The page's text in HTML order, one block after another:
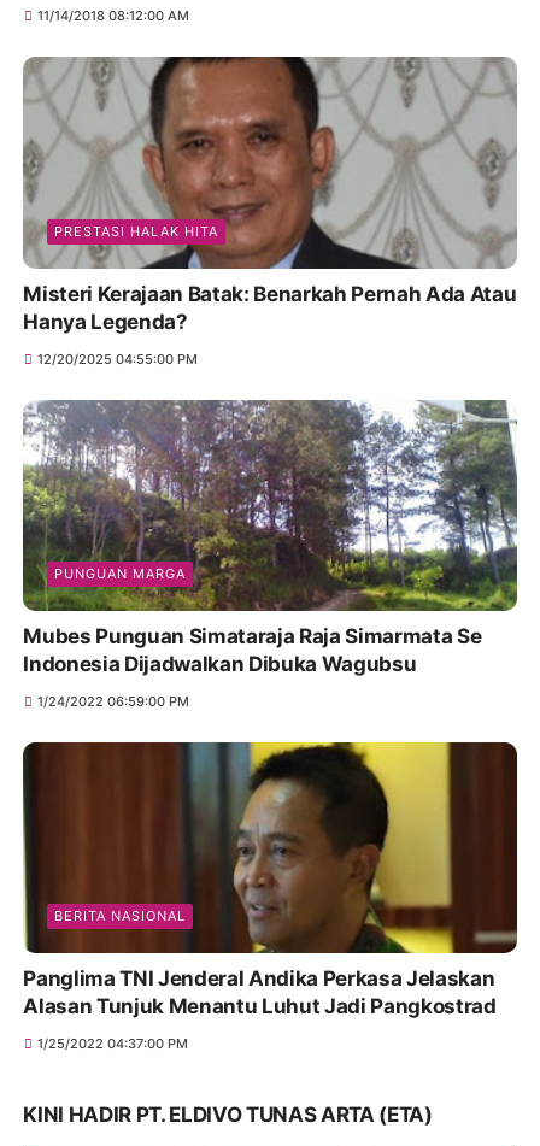
11/14/2018 08:12:00 AM
PRESTASI HALAK HITA
Misteri Kerajaan Batak: Benarkah Pernah Ada Atau
Hanya Legenda?
12/20/2025 04:55:00 PM
PUNGUAN MARGA
Mubes Punguan Simataraja Raja Simarmata Se
Indonesia Dijadwalkan Dibuka Wagubsu
1/24/2022 06:59:00 PM
BERITA NASIONAL
Panglima TNI Jenderal Andika Perkasa Jelaskan
Alasan Tunjuk Menantu Luhut Jadi Pangkostrad
1/25/2022 04:37:00 PM
KINI HADIR PT. ELDIVO TUNAS ARTA (ETA)